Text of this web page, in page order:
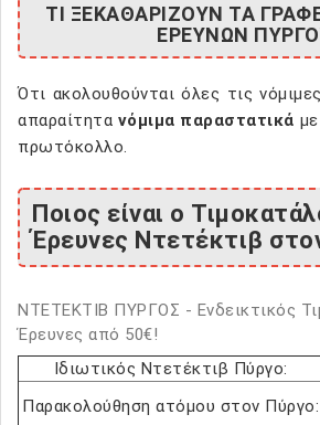
ΤΙ ΞΕΚΑΘΑΡΙΖΟΥΝ ΤΑ
ΕΡΕΥΝΩΝ
Ότι ακολουθούνται όλες τις
απαραίτητα νόμιμα παραστατικά
πρωτόκολλο.
Ποιος είναι ο
Έρευνες Ντετέκτιβ
ΝΤΕΤΕΚΤΙΒ ΠΥΡΓΟΣ - Ενδεικτικός
Έρευνες από 50€!
Ιδιωτικός Ντετέκτιβ Πύργο:
Παρακολούθηση ατόμου στον Πύργο: